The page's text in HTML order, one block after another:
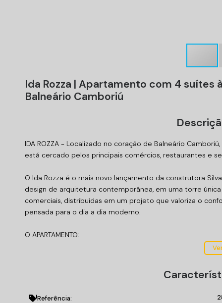
Ida Rozza | Apartamento com 4 suítes
Balneário Camboriú
IDA ROZZA - Localizado no coração de Balneário
está cercado pelos principais comércios, restaurantes e
O Ida Rozza é o mais novo lançamento da construtora
design de arquitetura contemporânea, em uma torre
comerciais, distribuídas em um projeto que valoriza o
pensada para o dia a dia moderno.
O APARTAMENTO:
Referência: